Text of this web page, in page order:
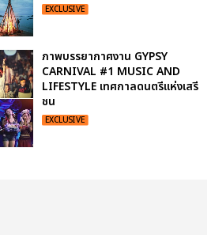
EXCLUSIVE
ภาพบรรยากาศงาน GYPSY
CARNIVAL #1 MUSIC AND
LIFESTYLE เทศกาลดนตรีแห่งเสรี
ชน
EXCLUSIVE